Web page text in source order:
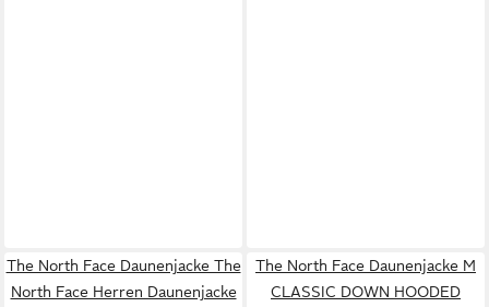
The North Face Daunenjacke The
North Face Herren Daunenjacke
The North Face Daunenjacke M
CLASSIC DOWN HOODED